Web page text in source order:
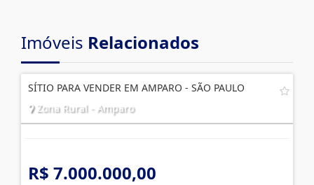
Imóveis Relacionados
SÍTIO PARA VENDER EM AMPARO - SÃO PAULO
Zona Rural - Amparo
R$ 7.000.000,00